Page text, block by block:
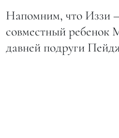
Напомним, что Иззи
совместный ребенок
давней подруги